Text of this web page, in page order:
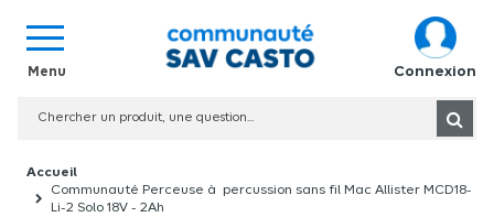
Connexion
Communauté Perceuse à percussion sans fil Mac Allister MCD18-
Li-2 Solo 18V - 2Ah